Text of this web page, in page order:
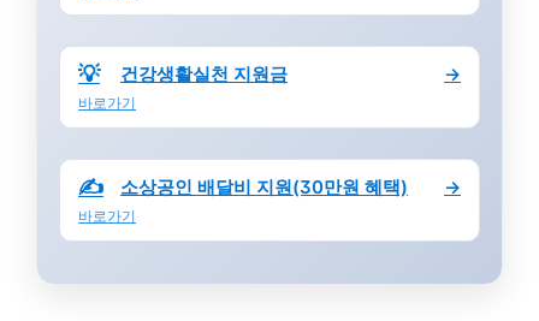
💡 건강생활실천 지원금 →
바로가기
✍️ 소상공인 배달비 지원(30만원 혜택) →
바로가기